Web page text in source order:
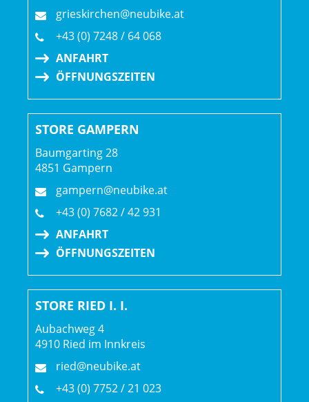
grieskirchen@neubike.at
+43 (0) 7248 / 64 068
ANFAHRT
ÖFFNUNGSZEITEN
STORE GAMPERN
Baumgarting 28
4851 Gampern
gampern@neubike.at
+43 (0) 7682 / 42 931
ANFAHRT
ÖFFNUNGSZEITEN
STORE RIED I. I.
Aubachweg 4
4910 Ried im Innkreis
ried@neubike.at
+43 (0) 7752 / 21 023